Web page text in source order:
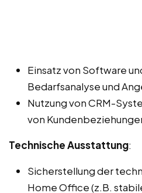
Einsatz von Software
Bedarfsanalyse und
Nutzung von CRM-
von
Technische Ausstattung:
Sicherstellung der
Home Office (z.B.